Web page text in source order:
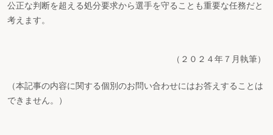
公正な判断を超える処分要求から選手を守ることも重要な任務だと
考えます。
（２０２４年７月執筆）
（本記事の内容に関する個別のお問い合わせにはお答えすることは
できません。）